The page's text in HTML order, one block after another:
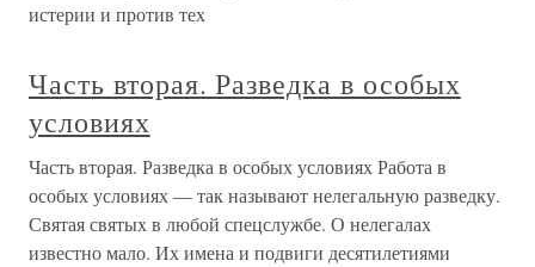
истерии и против тех
Часть вторая. Разведка в особых
условиях
Часть вторая. Разведка в особых условиях Работа в
особых условиях — так называют нелегальную разведку.
Святая святых в любой спецслужбе. О нелегалах
известно мало. Их имена и подвиги десятилетиями